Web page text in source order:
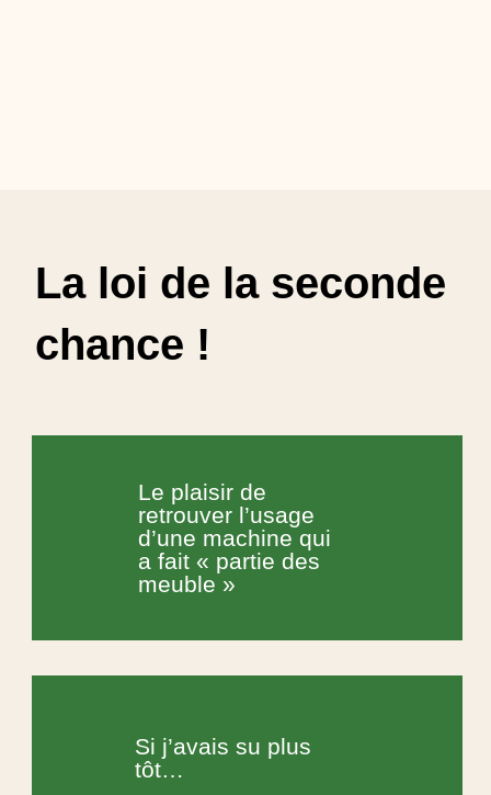
La loi de la seconde
chance !
Le plaisir de
retrouver l’usage
d’une machine qui
a fait « partie des
meuble »
Si j’avais su plus
tôt…